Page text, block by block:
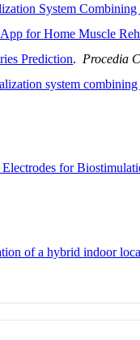
System
for Home Muscle
Prediction. Procedia
system
for
of a hybrid indoor